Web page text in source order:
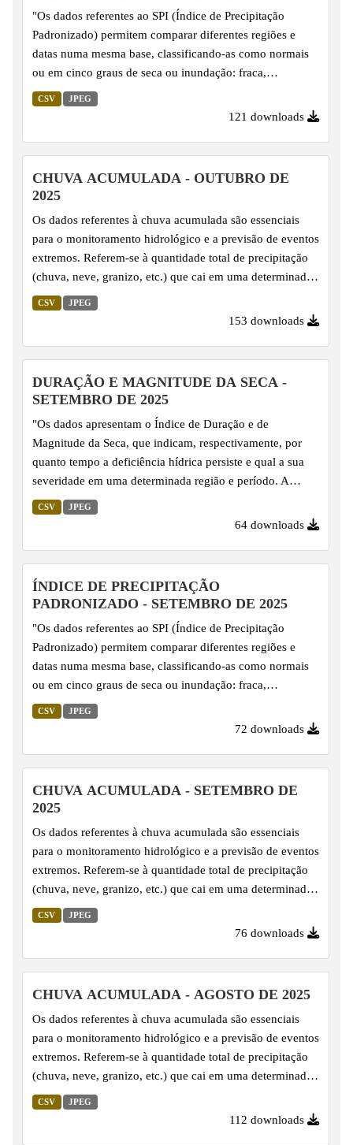
"Os dados referentes ao SPI (Índice de Precipitação
Padronizado) permitem comparar diferentes regiões e
datas numa mesma base, classificando-as como normais
ou em cinco graus de seca ou inundação: fraca,
moderada, grave, extrema e excepcional. O SPI é
calculado com base na série histórica de precipitação,
climatologia para monitorar e comparar anomalias de
precipitação de modo abrangente, facilitando a
identificação de condições de...
CSV JPEG
121 downloads
CHUVA ACUMULADA - OUTUBRO DE
2025
Os dados referentes à chuva acumulada são essenciais
para o monitoramento hidrológico e a previsão de eventos
extremos. Referem-se à quantidade total de precipitação
(chuva, neve, granizo, etc.) que cai em uma determinada
área durante um período específico, registrada em pontos
de monitoramento.
CSV JPEG
153 downloads
DURAÇÃO E MAGNITUDE DA SECA -
SETEMBRO DE 2025
"Os dados apresentam o Índice de Duração e de
Magnitude da Seca, que indicam, respectivamente, por
quanto tempo a deficiência hídrica persiste e qual a sua
severidade em uma determinada região e período. A
magnitude é calculada com base na duração e na
intensidade do déficit hídrico, ou seja, no somatório dos
CSV JPEG
64 downloads
ÍNDICE DE PRECIPITAÇÃO
PADRONIZADO - SETEMBRO DE 2025
"Os dados referentes ao SPI (Índice de Precipitação
Padronizado) permitem comparar diferentes regiões e
datas numa mesma base, classificando-as como normais
ou em cinco graus de seca ou inundação: fraca,
moderada, grave, extrema e excepcional. O SPI é
calculado com base na série histórica de precipitação,
climatologia para monitorar e comparar anomalias de
precipitação de modo abrangente, facilitando a
identificação de condições de...
CSV JPEG
72 downloads
CHUVA ACUMULADA - SETEMBRO DE
2025
Os dados referentes à chuva acumulada são essenciais
para o monitoramento hidrológico e a previsão de eventos
extremos. Referem-se à quantidade total de precipitação
(chuva, neve, granizo, etc.) que cai em uma determinada
área durante um período específico, registrada em pontos
de monitoramento.
CSV JPEG
76 downloads
CHUVA ACUMULADA - AGOSTO DE 2025
Os dados referentes à chuva acumulada são essenciais
para o monitoramento hidrológico e a previsão de eventos
extremos. Referem-se à quantidade total de precipitação
(chuva, neve, granizo, etc.) que cai em uma determinada
área durante um período específico, registrada em pontos
de monitoramento.
CSV JPEG
112 downloads